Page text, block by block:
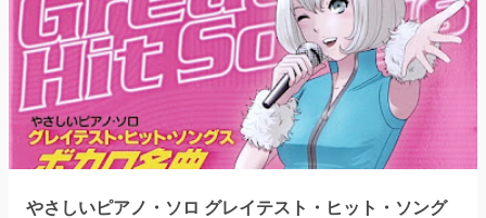
やさしいピアノ・ソロ グレイテスト・ヒット・ソング